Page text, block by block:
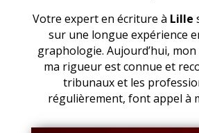
Votre expert en écriture à Lille
sur une longue expérience
graphologie. Aujourd’hui,
ma rigueur est connue et
tribunaux et les
régulièrement, font appel à